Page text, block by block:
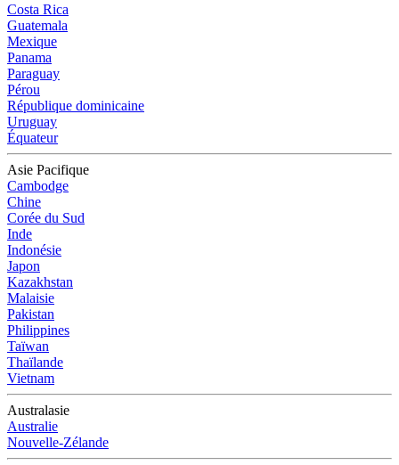
Costa Rica
Guatemala
Mexique
Panama
Paraguay
Pérou
République dominicaine
Uruguay
Équateur
Asie Pacifique
Cambodge
Chine
Corée du Sud
Inde
Indonésie
Japon
Kazakhstan
Malaisie
Pakistan
Philippines
Taïwan
Thaïlande
Vietnam
Australasie
Australie
Nouvelle-Zélande